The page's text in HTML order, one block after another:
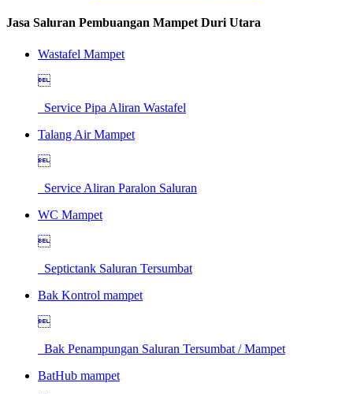
Jasa Saluran Pembuangan Mampet Duri Utara
Wastafel Mampet

Service Pipa Aliran Wastafel
Talang Air Mampet

Service Aliran Paralon Saluran
WC Mampet

Septictank Saluran Tersumbat
Bak Kontrol mampet

Bak Penampungan Saluran Tersumbat / Mampet
BatHub mampet